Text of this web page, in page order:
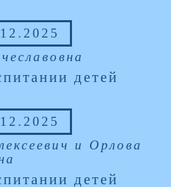
детей
и Орлова
детей